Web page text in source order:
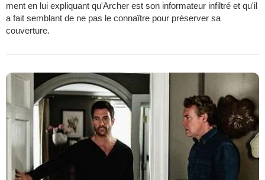
ment en lui expliquant qu'Archer est son informateur infiltré et qu'il
a fait semblant de ne pas le connaître pour préserver sa
couverture.